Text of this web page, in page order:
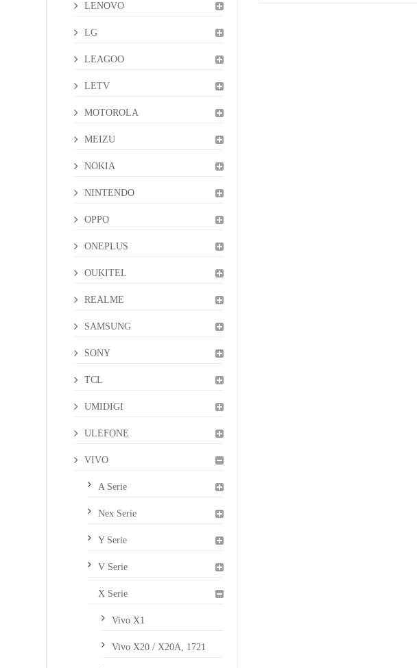
LENOVO
LG
LEAGOO
LETV
MOTOROLA
MEIZU
NOKIA
NINTENDO
OPPO
ONEPLUS
OUKITEL
REALME
SAMSUNG
SONY
TCL
UMIDIGI
ULEFONE
VIVO
A Serie
Nex Serie
Y Serie
V Serie
X Serie
Vivo X1
Vivo X20 / X20A, 1721